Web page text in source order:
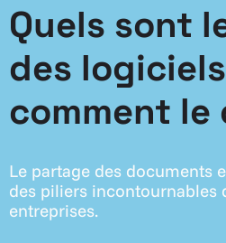
Quels sont
des
comment le
Le partage des documents
des piliers incontournables
entreprises.